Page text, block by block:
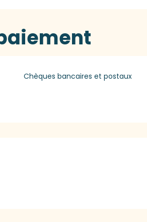
Chèques bancaires et postaux